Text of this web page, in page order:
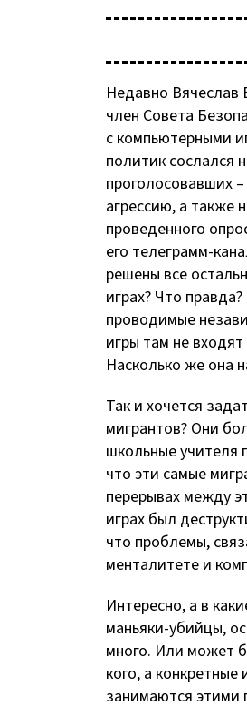
Недавно Вячеслав
член Совета
с компьютерными
политик сослался
проголосовавших
агрессию, а также
проведенного
его телеграмм-
решены все
играх? Что
проводимые
игры там не
Насколько же она
Так и хочется
мигрантов? Они
школьные учителя
что эти самые
перерывах между
играх был
что проблемы,
менталитете и
Интересно, а в
маньяки-убийцы,
много. Или может
кого, а
занимаются этими